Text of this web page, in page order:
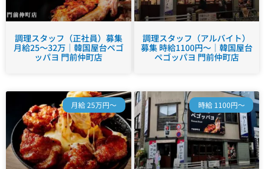
調理スタッフ（正社員）募集
月給25～32万｜韓国屋台ペゴ
ッパヨ 門前仲町店
調理スタッフ（アルバイト）
募集 時給1100円～｜韓国屋台
ペゴッパヨ 門前仲町店
月給 25万円～ 時給 1100円～